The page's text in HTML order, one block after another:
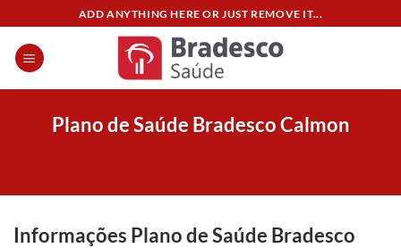
content
ADD ANYTHING HERE OR JUST REMOVE IT...
Plano de Saúde Bradesco Calmon
Informações Plano de Saúde Bradesco